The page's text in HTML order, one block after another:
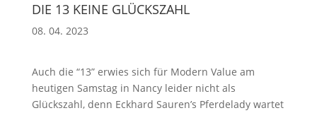
DIE 13 KEINE GLÜCKSZAHL
08. 04. 2023
Auch die “13” erwies sich für Modern Value am
heutigen Samstag in Nancy leider nicht als
Glückszahl, denn Eckhard Sauren’s Pferdelady wartet